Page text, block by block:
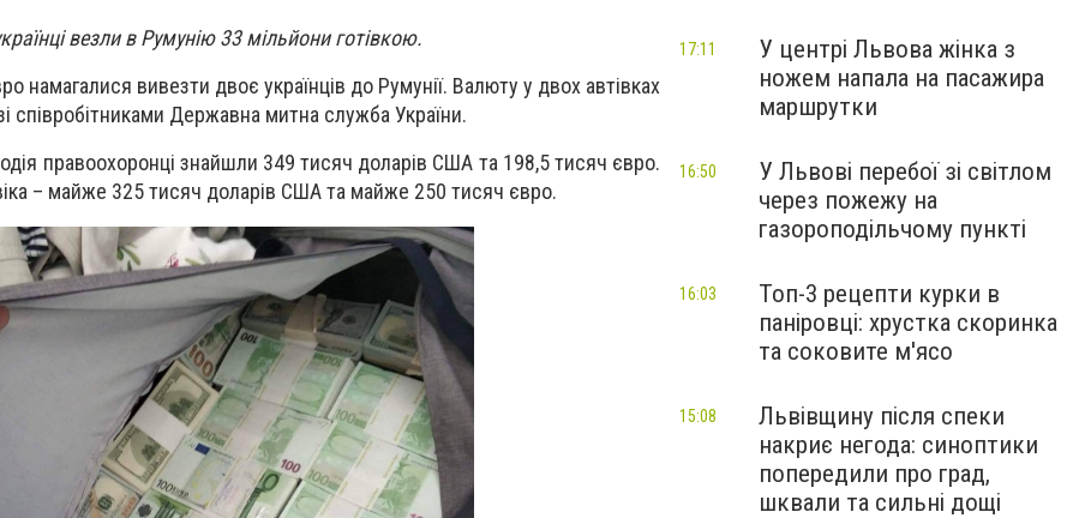
везли в Румунію 33 мільйони готівкою.
намагалися вивезти двоє українців до Румунії. Валюту у двох автівках
співробітниками Державна митна служба України.
правоохоронці знайшли 349 тисяч доларів США та 198,5 тисяч євро.
– майже 325 тисяч доларів США та майже 250 тисяч євро.
У центрі Львова жінка з
ножем напала на пасажира
маршрутки
17:11
У Львові перебої зі світлом
через пожежу на
газороподільчому пункті
16:50
Топ-3 рецепти курки в
паніровці: хрустка скоринка
та соковите м'ясо
16:03
Львівщину після спеки
накриє негода: синоптики
попередили про град,
шквали та сильні дощі
15:08